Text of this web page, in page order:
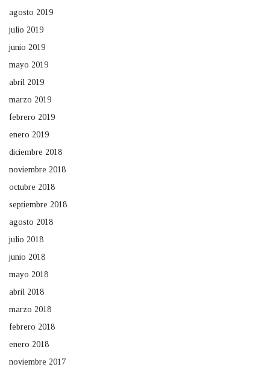
agosto 2019
julio 2019
junio 2019
mayo 2019
abril 2019
marzo 2019
febrero 2019
enero 2019
diciembre 2018
noviembre 2018
octubre 2018
septiembre 2018
agosto 2018
julio 2018
junio 2018
mayo 2018
abril 2018
marzo 2018
febrero 2018
enero 2018
noviembre 2017